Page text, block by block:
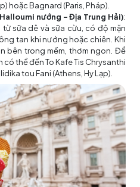
hoặc Bagnard (Paris, Pháp).
nướng - Địa Trung Hải):
từ sữa dê và sữa cừu, có độ mặn
tan khi nướng hoặc chiên. Khi
bên trong mềm, thơm ngon. Để
thể đến To Kafe Tis Chrysanthi
tou Fani (Athens, Hy Lạp).